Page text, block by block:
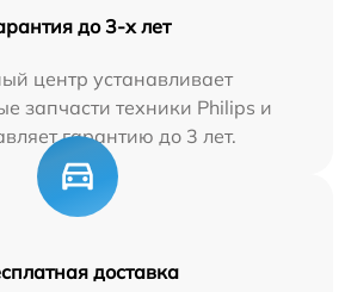
до 3-х лет
центр устанавливает
запчасти техники Philips и
гарантию до 3 лет.
доставка